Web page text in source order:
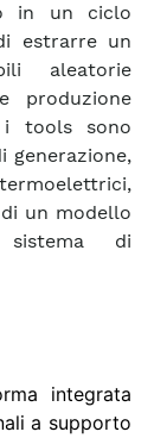
in un ciclo
estrarre un
aleatorie
produzione
i tools sono
generazione,
un modello
di
integrata
a supporto